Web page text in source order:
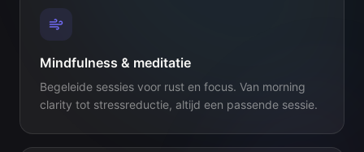
Mindfulness & meditatie
Begeleide sessies voor rust en focus. Van morning
clarity tot stressreductie, altijd een passende sessie.